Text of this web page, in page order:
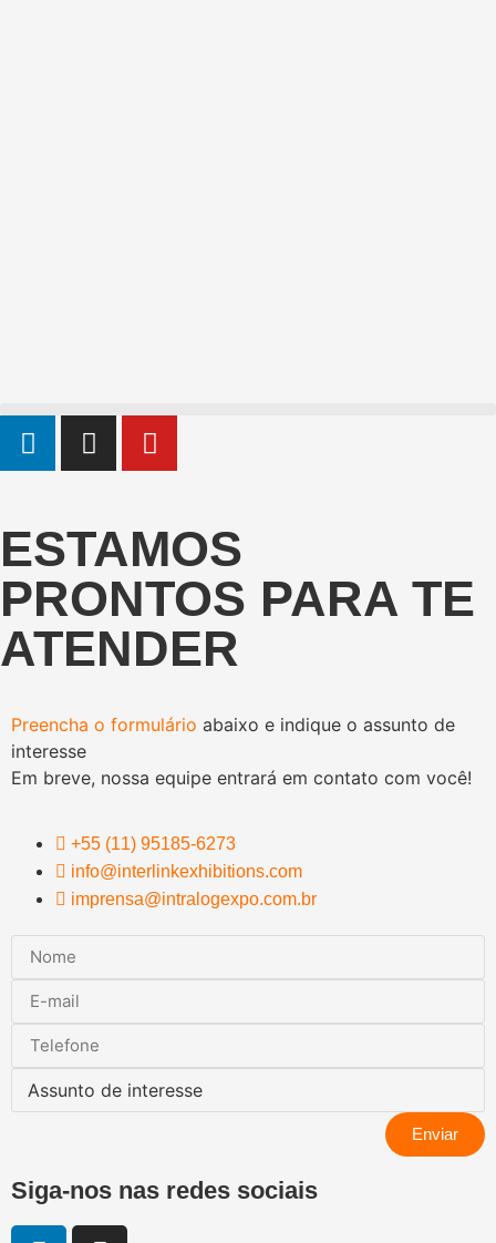
ESTAMOS
PRONTOS PARA TE
ATENDER
Preencha o formulário abaixo e indique o assunto de
interesse
Em breve, nossa equipe entrará em contato com você!
+55 (11) 95185-6273
info@interlinkexhibitions.com
imprensa@intralogexpo.com.br
Enviar
Siga-nos nas redes sociais